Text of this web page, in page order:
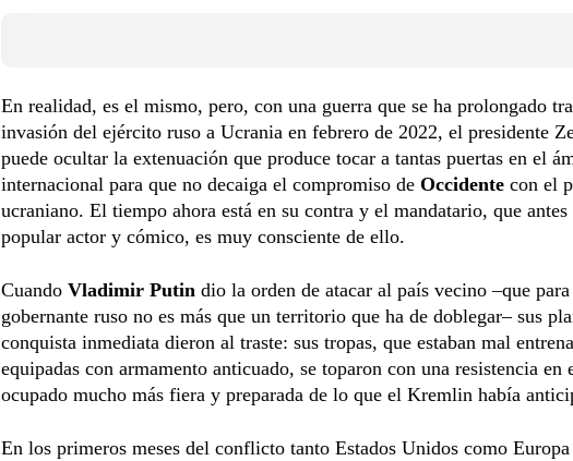
En realidad, es el mismo, pero, con una guerra que se ha prolongado
invasión del ejército ruso a Ucrania en febrero de 2022, el presidente
puede ocultar la extenuación que produce tocar a tantas puertas en el
internacional para que no decaiga el compromiso de Occidente con el
ucraniano. El tiempo ahora está en su contra y el mandatario, que antes
popular actor y cómico, es muy consciente de ello.
Cuando Vladimir Putin dio la orden de atacar al país vecino –que
gobernante ruso no es más que un territorio que ha de doblegar– sus
conquista inmediata dieron al traste: sus tropas, que estaban mal
equipadas con armamento anticuado, se toparon con una resistencia en
ocupado mucho más fiera y preparada de lo que el Kremlin había
En los primeros meses del conflicto tanto Estados Unidos como Europa